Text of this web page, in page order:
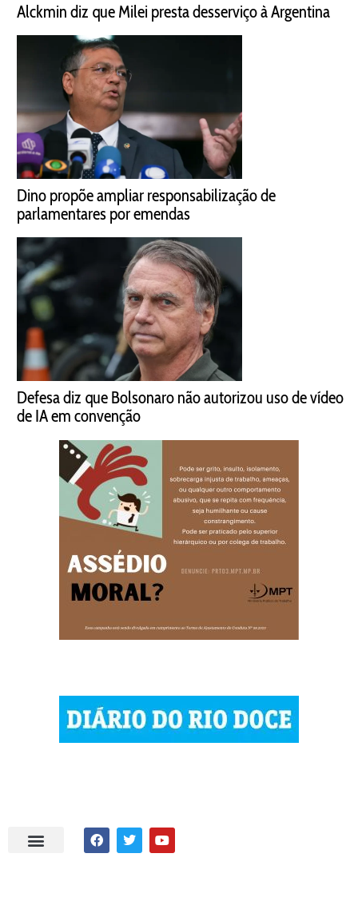
Alckmin diz que Milei presta desserviço à Argentina
Dino propõe ampliar responsabilização de
parlamentares por emendas
Defesa diz que Bolsonaro não autorizou uso de vídeo
de IA em convenção